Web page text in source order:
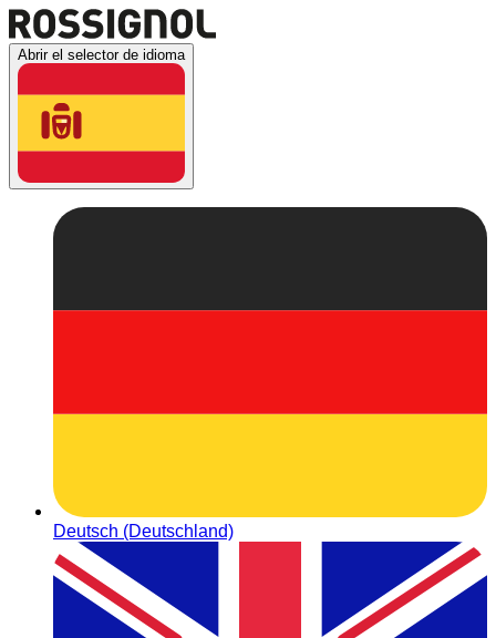
Abrir el selector de idioma
Deutsch (Deutschland)